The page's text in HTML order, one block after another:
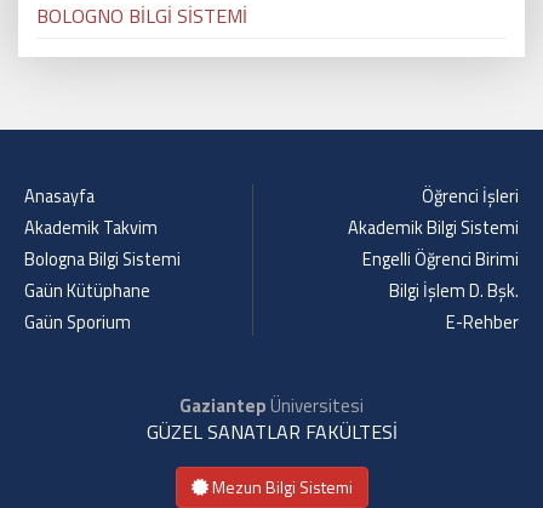
BOLOGNO BİLGİ SİSTEMİ
Anasayfa
Akademik Takvim
Bologna Bilgi Sistemi
Gaün Kütüphane
Gaün Sporium
Öğrenci İşleri
Akademik Bilgi Sistemi
Engelli Öğrenci Birimi
Bilgi İşlem D. Bşk.
E-Rehber
GaziantepÜniversitesi
GÜZEL SANATLAR FAKÜLTESİ
Mezun Bilgi Sistemi